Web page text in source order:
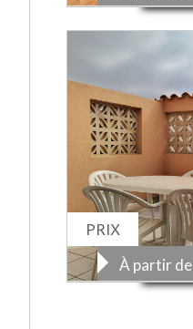
PRIX
À partir de